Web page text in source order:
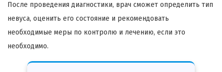
После проведения диагностики, врач сможет определить тип
невуса, оценить его состояние и рекомендовать
необходимые меры по контролю и лечению, если это
необходимо.